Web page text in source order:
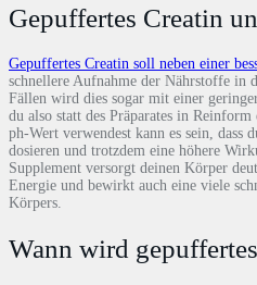
Gepuffertes Creatin
Gepuffertes Creatin soll neben einer
schnellere Aufnahme der Nährstoffe in
Fällen wird dies sogar mit einer
du also statt des Präparates in
ph-Wert verwendest kann es sein, dass
dosieren und trotzdem eine höhere
Supplement versorgt deinen Körper
Energie und bewirkt auch eine viele
Körpers.
Wann wird